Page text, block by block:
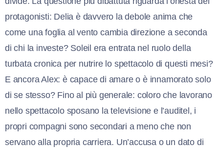
protagonisti: Delia è davvero la debole anima che
come una foglia al vento cambia direzione a seconda
di chi la investe? Soleil era entrata nel ruolo della
turbata cronica per nutrire lo spettacolo di questi mesi?
E ancora Alex: è capace di amare o è innamorato solo
di se stesso? Fino al più generale: coloro che lavorano
nello spettacolo sposano la televisione e l’auditel, i
propri compagni sono secondari a meno che non
servano alla propria carriera. Un’accusa o un dato di